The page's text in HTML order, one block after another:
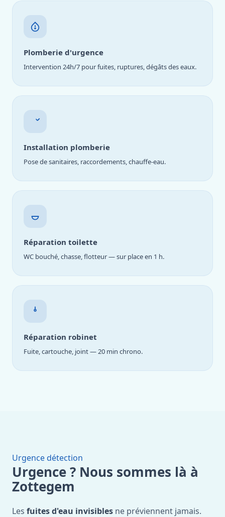
Plomberie d'urgence
Intervention 24h/7 pour fuites, ruptures, dégâts des eaux.
Installation plomberie
Pose de sanitaires, raccordements, chauffe-eau.
Réparation toilette
WC bouché, chasse, flotteur — sur place en 1 h.
Réparation robinet
Fuite, cartouche, joint — 20 min chrono.
Urgence détection
Urgence ? Nous sommes là à
Zottegem
Les fuites d'eau invisibles ne préviennent jamais.